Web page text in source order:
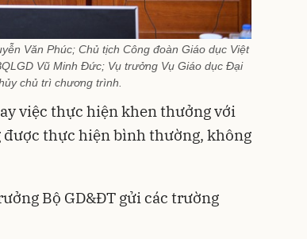
Văn Phúc; Chủ tịch Công đoàn Giáo dục Việt
Vũ Minh Đức; Vụ trưởng Vụ Giáo dục Đại
chủ trì chương trình.
việc thực hiện khen thưởng với
thực hiện bình thường, không
Bộ GD&ĐT gửi các trường